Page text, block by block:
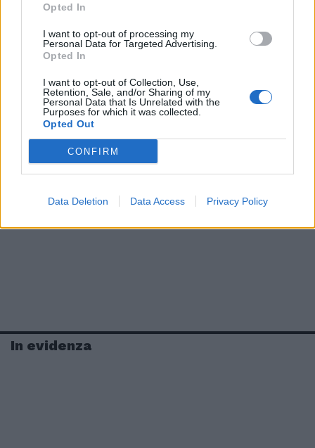
Opted In
I want to opt-out of processing my
Personal Data for Targeted Advertising.
Opted In
I want to opt-out of Collection, Use,
Retention, Sale, and/or Sharing of my
Personal Data that Is Unrelated with the
Purposes for which it was collected.
Opted Out
CONFIRM
Data Deletion Data Access Privacy Policy
In evidenza